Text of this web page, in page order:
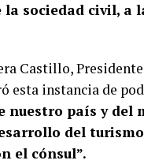
sociedad civil, a
Castillo,
instancia de
nuestro país y del
del
el cónsul”.